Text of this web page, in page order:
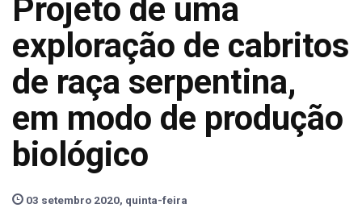
Projeto de uma
exploração de cabritos
de raça serpentina,
em modo de produção
biológico
03 setembro 2020, quinta-feira